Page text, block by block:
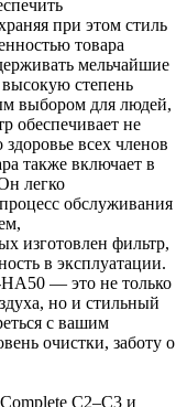
при этом стиль
товара
мельчайшие
степень
выбором для людей,
обеспечивает не
всех членов
также включает в
легко
обслуживания
изготовлен фильтр,
в эксплуатации.
— это не только
но и стильный
с вашим
очистки, заботу о
C2–C3 и